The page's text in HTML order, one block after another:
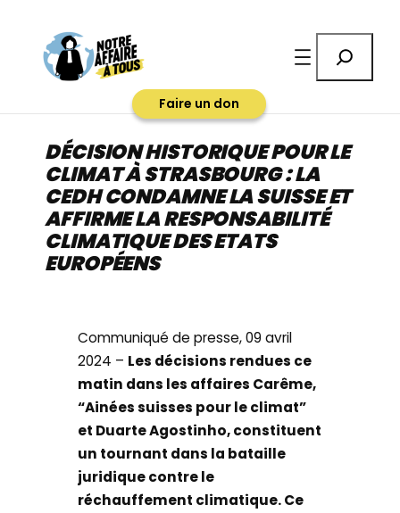
contenu
Faire un don
DÉCISION HISTORIQUE POUR LE
CLIMAT À STRASBOURG : LA
CEDH CONDAMNE LA SUISSE ET
AFFIRME LA RESPONSABILITÉ
CLIMATIQUE DES ETATS
EUROPÉENS
Communiqué de presse, 09 avril
2024 – Les décisions rendues ce
matin dans les affaires Carême,
“Ainées suisses pour le climat”
et Duarte Agostinho, constituent
un tournant dans la bataille
juridique contre le
réchauffement climatique. Ce